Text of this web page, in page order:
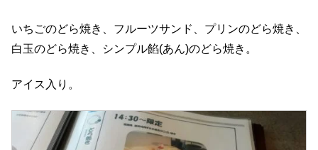
いちごのどら焼き、フルーツサンド、プリンのどら焼き、
白玉のどら焼き、シンプル餡(あん)のどら焼き。
アイス入り。